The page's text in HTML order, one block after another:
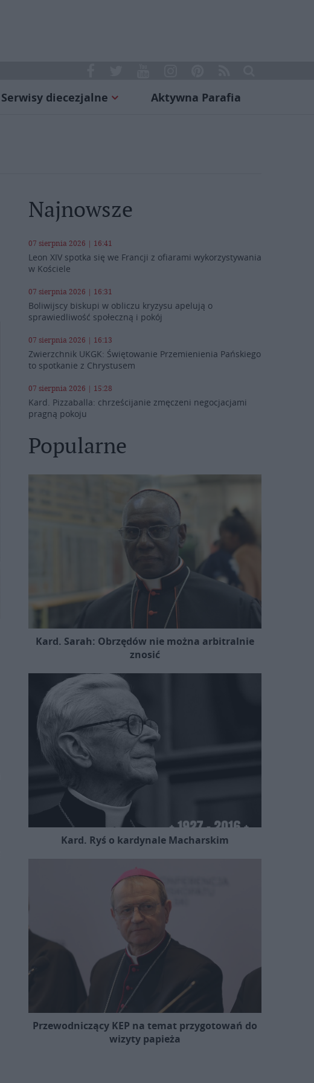
Serwisy diecezjalne Aktywna Parafia
Najnowsze
07 sierpnia 2026 | 16:41
Leon XIV spotka się we Francji z ofiarami wykorzystywania
w Kościele
07 sierpnia 2026 | 16:31
Boliwijscy biskupi w obliczu kryzysu apelują o
sprawiedliwość społeczną i pokój
07 sierpnia 2026 | 16:13
Zwierzchnik UKGK: Świętowanie Przemienienia Pańskiego
to spotkanie z Chrystusem
07 sierpnia 2026 | 15:28
Kard. Pizzaballa: chrześcijanie zmęczeni negocjacjami
pragną pokoju
Popularne
Kard. Sarah: Obrzędów nie można arbitralnie
znosić
Kard. Ryś o kardynale Macharskim
Przewodniczący KEP na temat przygotowań do
wizyty papieża